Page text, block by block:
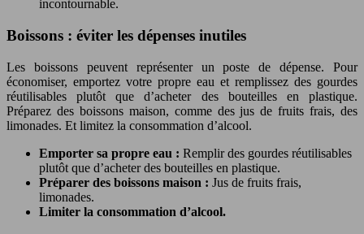
incontournable.
Boissons : éviter les dépenses inutiles
Les boissons peuvent représenter un poste de dépense. Pour
économiser, emportez votre propre eau et remplissez des gourdes
réutilisables plutôt que d’acheter des bouteilles en plastique.
Préparez des boissons maison, comme des jus de fruits frais, des
limonades. Et limitez la consommation d’alcool.
Emporter sa propre eau : Remplir des gourdes réutilisables
plutôt que d’acheter des bouteilles en plastique.
Préparer des boissons maison : Jus de fruits frais,
limonades.
Limiter la consommation d’alcool.